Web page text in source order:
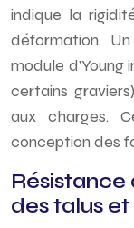
indique la
déformation.
module
certains
aux charges.
conception des
Résistance
des talus